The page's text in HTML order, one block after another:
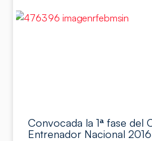
Convocada la 1ª fase del
Entrenador Nacional